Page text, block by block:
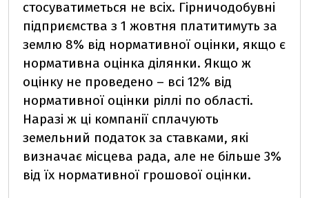
стосуватиметься не всіх. Гірничодобувні
підприємства з 1 жовтня платитимуть за
землю 8% від нормативної оцінки, якщо є
нормативна оцінка ділянки. Якщо ж
оцінку не проведено – всі 12% від
нормативної оцінки ріллі по області.
Наразі ж ці компанії сплачують
земельний податок за ставками, які
визначає місцева рада, але не більше 3%
від їх нормативної грошової оцінки.